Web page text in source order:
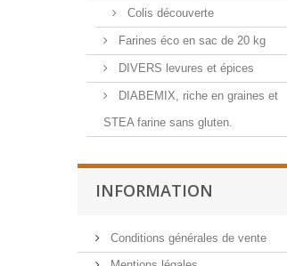
Colis découverte
Farines éco en sac de 20 kg
DIVERS levures et épices
DIABEMIX, riche en graines et
STEA farine sans gluten.
INFORMATION
Conditions générales de vente